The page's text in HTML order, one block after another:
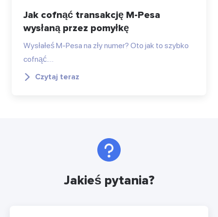
Jak cofnąć transakcję M-Pesa
wysłaną przez pomyłkę
Wysłałeś M-Pesa na zły numer? Oto jak to szybko
cofnąć.…
Czytaj teraz
Jakieś pytania?